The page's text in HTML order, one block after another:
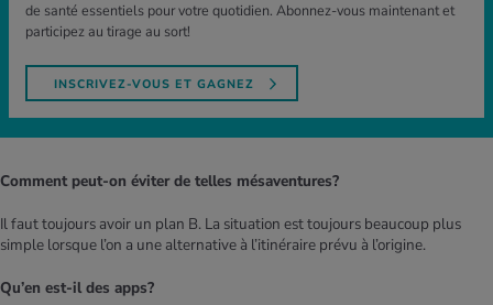
de santé essentiels pour votre quotidien. Abonnez-vous maintenant et
participez au tirage au sort!
INSCRIVEZ-VOUS ET GAGNEZ
Comment peut-on éviter de telles mésaventures?
Il faut toujours avoir un plan B. La situation est toujours beaucoup plus
simple lorsque l’on a une alternative à l’itinéraire prévu à l’origine.
Qu’en est-il des apps?